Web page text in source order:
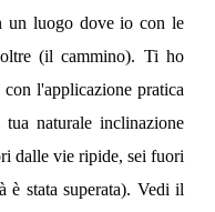
un luogo dove io con le
(il cammino). Ti ho
l'applicazione pratica
naturale inclinazione
dalle vie ripide, sei fuori
è stata superata). Vedi il